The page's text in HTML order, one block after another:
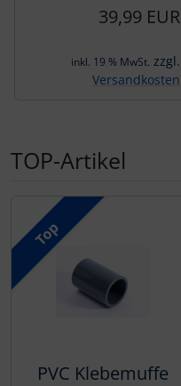
39,99 EUR
inkl. 19 % MwSt. zzgl.
Versandkosten
TOP-Artikel
Top
PVC Klebemuffe